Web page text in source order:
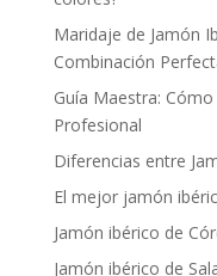
Maridaje de Jamón
Combinación
Guía Maestra:
Profesional
Diferencias entre
El mejor jamón
Jamón ibérico de
Jamón ibérico de